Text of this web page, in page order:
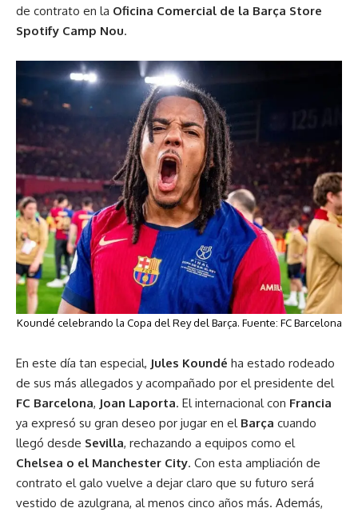
de contrato en la Oficina Comercial de la Barça Store
Spotify Camp Nou.
Koundé celebrando la Copa del Rey del Barça. Fuente: FC Barcelona
En este día tan especial, Jules Koundé ha estado rodeado
de sus más allegados y acompañado por el presidente del
FC Barcelona, Joan Laporta. El internacional con Francia
ya expresó su gran deseo por jugar en el Barça cuando
llegó desde Sevilla, rechazando a equipos como el
Chelsea o el Manchester City. Con esta ampliación de
contrato el galo vuelve a dejar claro que su futuro será
vestido de azulgrana, al menos cinco años más. Además,